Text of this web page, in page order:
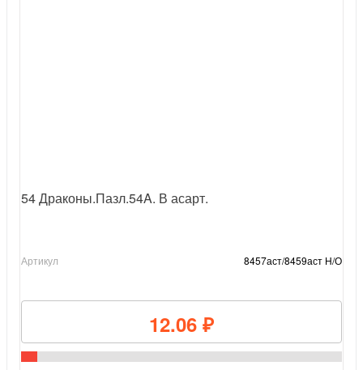
54 Драконы.Пазл.54A. В асарт.
Артикул 8457аст/8459аст Н/О
12.06 ₽